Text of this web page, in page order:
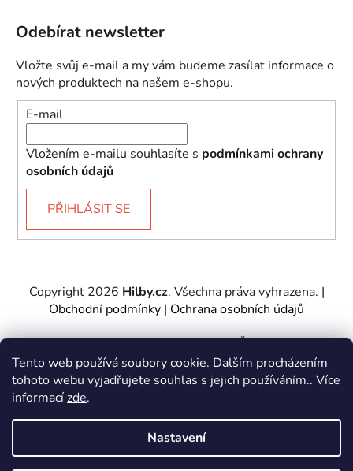
Tento web používá soubory cookie. Dalším procházením
tohoto webu vyjadřujete souhlas s jejich používáním.. Více
informacízde.
Nastavení
Odebírat newsletter
Vložte svůj e-mail a my vám budeme zasílat informace o
nových produktech na našem e-shopu.
E-mail
Vložením e-mailu souhlasíte s podmínkami ochrany
osobních údajů
PŘIHLÁSIT SE
Vytvořil Shoptet&PekneWeby
Copyright 2026 Hilby.cz. Všechna práva vyhrazena. |
Obchodní podmínky | Ochrana osobních údajů
Provozovatel e-shopu: Hilby CZ s.r.o., IČ: 27467317, se
sídlem Soukenická 2082/7,11000 Praha 1 – Nové
Město.
Společnost je zapsána u Městského soudu v Praze -